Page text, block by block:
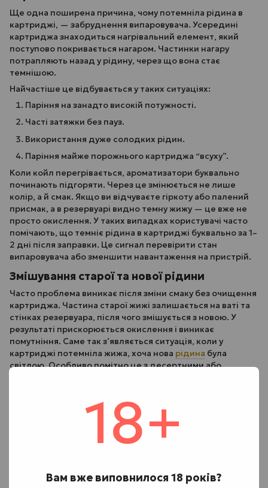
18+
Вам вже виповнилося 18 років?
Ще одна поширена причина, чому потемніла рідина в
картриджі, — забруднення випаровувача. Усередині
картриджа знаходиться нагрівальний елемент, який
поступово покривається нагаром. Частинки нагару
потрапляють назад у рідину, через що вона стає
темнішою.
Найчастіше це відбувається у таких ситуаціях:
Паріння на занадто високій потужності.
Часті затяжки без пауз.
Використання дуже солодких рідин.
Паріння майже порожнього картриджа “всуху”.
Коли койл перегрівається, ароматизатори буквально
починають підгоряти. Через це змінюється не лише
колір, а й смак. Якщо ви відчуваєте гіркоту або палений
присмак, а в резервуарі видно темну жижу — це вже не
просто окислення. У таких випадках користувачі часто
помічають, що темніє рідина в картриджі буквально за 1–
2 дні після заправки. Це сигнал перевірити стан
випаровувача або зменшити навантаження на пристрій.
Змішування старої та нової рідини
Часто проблема виникає після зміни смаку без очищення
картриджа. Частина старої жижі залишається на ваті та
стінках резервуара, після чого змішується з новою. У
результаті прискорюється окислення і виникає
помутніння. Саме так з’являється ситуація, коли у
картриджі потемніла жижа, хоча нова рідина була
світлою. Особливо помітно це з десертними або
Не змішуйте різні смаки без очищення картриджа.
Не доливайте нову рідину у старі залишки.
Регулярно промивайте резервуар теплою водою.
очищення.